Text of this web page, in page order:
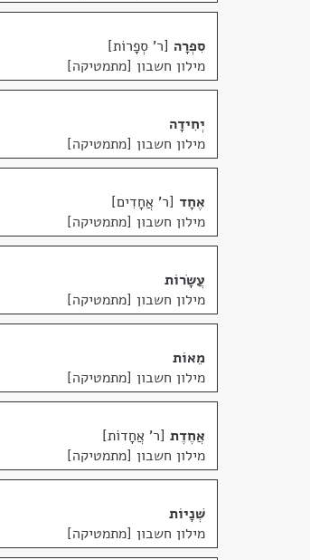
סִפְרָה ר' סְפָרוֹת
מילון חשבון [מתמטיקה]
יְחִידָה
מילון חשבון [מתמטיקה]
אֶחָד ר' אֲחָדִים
מילון חשבון [מתמטיקה]
עֲשָׂרוֹת
מילון חשבון [מתמטיקה]
מֵאוֹת
מילון חשבון [מתמטיקה]
אֲחֶדֶת ר' אֲחָדוֹת
מילון חשבון [מתמטיקה]
שְׁנָיוֹת
מילון חשבון [מתמטיקה]